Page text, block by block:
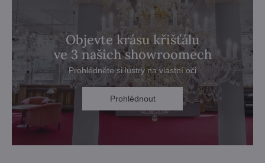
Objevte krásu křišťálu
ve 3 našich showroomech
Prohlédněte si lustry na vlastní oči
Prohlédnout